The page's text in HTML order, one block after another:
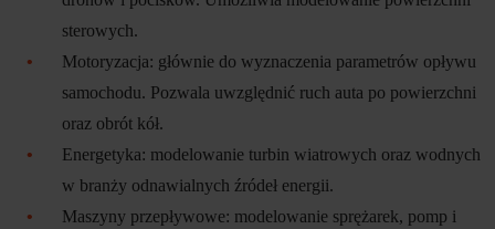
sterowych.
Motoryzacja: głównie do wyznaczenia parametrów opływu
samochodu. Pozwala uwzględnić ruch auta po powierzchni
oraz obrót kół.
Energetyka: modelowanie turbin wiatrowych oraz wodnych
w branży odnawialnych źródeł energii.
Maszyny przepływowe: modelowanie sprężarek, pomp i